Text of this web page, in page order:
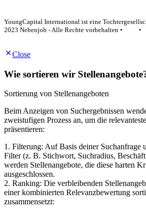
YoungCapital International ist eine
2023 Nebenjob - Alle Rechte vorbehalten •
•
Close
Wie sortieren wir
Sortierung von Stellenangeboten
Beim Anzeigen von Suchergebnissen
zweistufigen Prozess an, um die
präsentieren:
1. Filterung: Auf Basis deiner Suchanfrage
Filter (z. B. Stichwort, Suchradius,
werden Stellenangebote, die diese harten
ausgeschlossen.
2. Ranking: Die verbleibenden
einer kombinierten Relevanzbewertung
zusammensetzt: